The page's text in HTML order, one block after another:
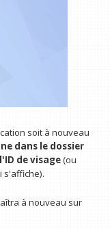
soit à nouveau
dans le dossier
de visage(ou
s'affiche).
à nouveau sur